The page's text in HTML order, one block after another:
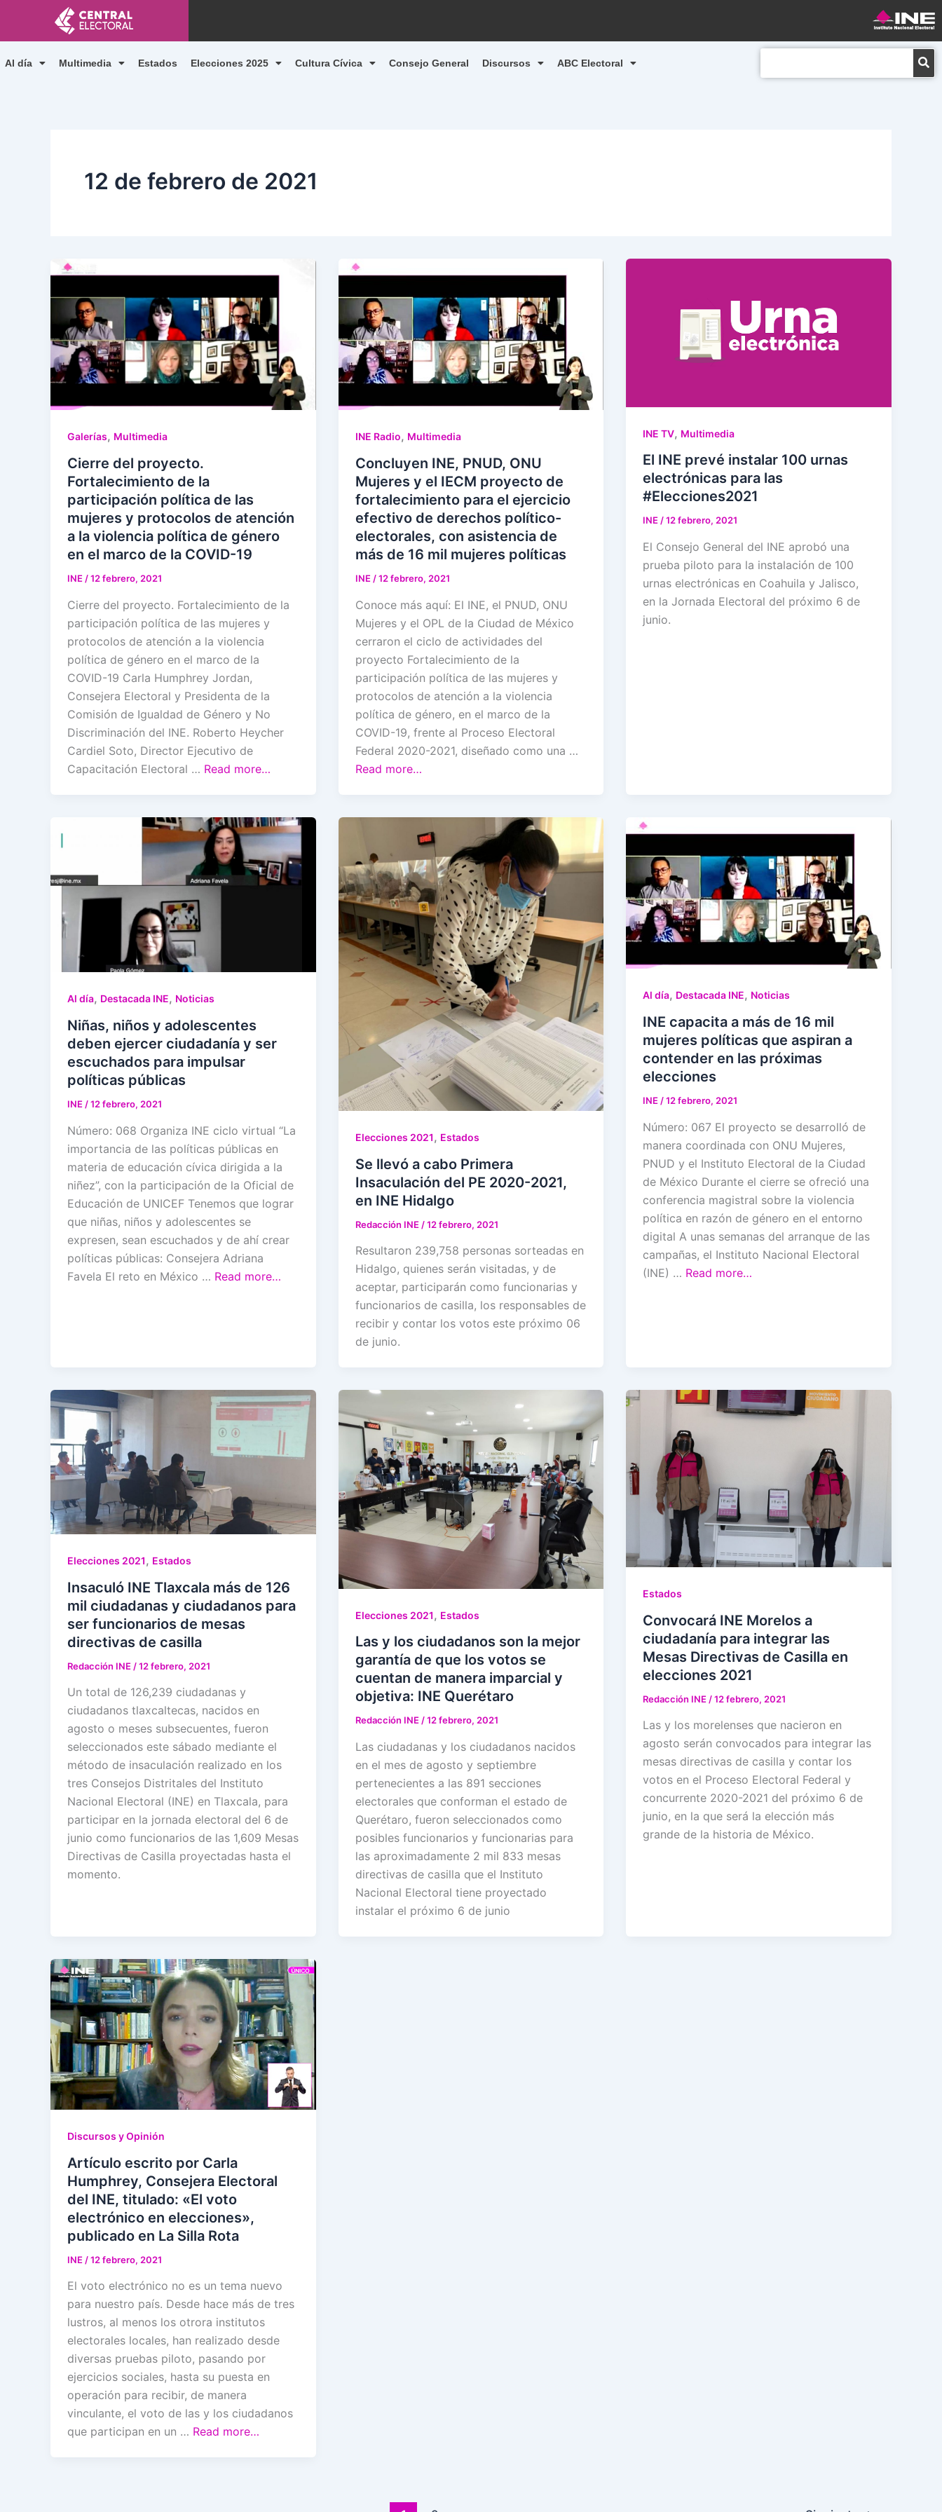
contenido
Al día Multimedia Estados Elecciones 2025 Cultura Cívica Consejo General Discursos ABC Electoral
12 de febrero de 2021
Galerías, Multimedia
Cierre del proyecto.
Fortalecimiento de la
participación política de las
mujeres y protocolos de atención
a la violencia política de género
en el marco de la COVID-19
INE/12 febrero, 2021
Cierre del proyecto. Fortalecimiento de la
participación política de las mujeres y
protocolos de atención a la violencia
política de género en el marco de la
COVID-19 Carla Humphrey Jordan,
Consejera Electoral y Presidenta de la
Comisión de Igualdad de Género y No
Discriminación del INE. Roberto Heycher
Cardiel Soto, Director Ejecutivo de
Capacitación Electoral … Read more…
INE Radio, Multimedia
Concluyen INE, PNUD, ONU
Mujeres y el IECM proyecto de
fortalecimiento para el ejercicio
efectivo de derechos político-
electorales, con asistencia de
más de 16 mil mujeres políticas
INE /12 febrero, 2021
Conoce más aquí: El INE, el PNUD, ONU
Mujeres y el OPL de la Ciudad de México
cerraron el ciclo de actividades del
proyecto Fortalecimiento de la
participación política de las mujeres y
protocolos de atención a la violencia
política de género, en el marco de la
COVID-19, frente al Proceso Electoral
Federal 2020-2021, diseñado como una …
Read more…
INE TV, Multimedia
El INE prevé instalar 100 urnas
electrónicas para las
#Elecciones2021
INE/12 febrero, 2021
El Consejo General del INE aprobó una
prueba piloto para la instalación de 100
urnas electrónicas en Coahuila y Jalisco,
en la Jornada Electoral del próximo 6 de
junio.
Al día, Destacada INE, Noticias
Niñas, niños y adolescentes
deben ejercer ciudadanía y ser
escuchados para impulsar
políticas públicas
INE /12 febrero, 2021
Número: 068 Organiza INE ciclo virtual “La
importancia de las políticas públicas en
materia de educación cívica dirigida a la
niñez”, con la participación de la Oficial de
Educación de UNICEF Tenemos que lograr
que niñas, niños y adolescentes se
expresen, sean escuchados y de ahí crear
políticas públicas: Consejera Adriana
Favela El reto en México … Read more…
Elecciones 2021, Estados
Se llevó a cabo Primera
Insaculación del PE 2020-2021,
en INE Hidalgo
Redacción INE /12 febrero, 2021
Resultaron 239,758 personas sorteadas en
Hidalgo, quienes serán visitadas, y de
aceptar, participarán como funcionarias y
funcionarios de casilla, los responsables de
recibir y contar los votos este próximo 06
de junio.
Al día, Destacada INE, Noticias
INE capacita a más de 16 mil
mujeres políticas que aspiran a
contender en las próximas
elecciones
INE/12 febrero, 2021
Número: 067 El proyecto se desarrolló de
manera coordinada con ONU Mujeres,
PNUD y el Instituto Electoral de la Ciudad
de México Durante el cierre se ofreció una
conferencia magistral sobre la violencia
política en razón de género en el entorno
digital A unas semanas del arranque de las
campañas, el Instituto Nacional Electoral
(INE) … Read more…
Elecciones 2021, Estados
Insaculó INE Tlaxcala más de 126
mil ciudadanas y ciudadanos para
ser funcionarios de mesas
directivas de casilla
Redacción INE /12 febrero, 2021
Un total de 126,239 ciudadanas y
ciudadanos tlaxcaltecas, nacidos en
agosto o meses subsecuentes, fueron
seleccionados este sábado mediante el
método de insaculación realizado en los
tres Consejos Distritales del Instituto
Nacional Electoral (INE) en Tlaxcala, para
participar en la jornada electoral del 6 de
junio como funcionarios de las 1,609 Mesas
Directivas de Casilla proyectadas hasta el
momento.
Elecciones 2021, Estados
Las y los ciudadanos son la mejor
garantía de que los votos se
cuentan de manera imparcial y
objetiva: INE Querétaro
Redacción INE/12 febrero, 2021
Las ciudadanas y los ciudadanos nacidos
en el mes de agosto y septiembre
pertenecientes a las 891 secciones
electorales que conforman el estado de
Querétaro, fueron seleccionados como
posibles funcionarios y funcionarias para
las aproximadamente 2 mil 833 mesas
directivas de casilla que el Instituto
Nacional Electoral tiene proyectado
instalar el próximo 6 de junio
Estados
Convocará INE Morelos a
ciudadanía para integrar las
Mesas Directivas de Casilla en
elecciones 2021
Redacción INE /12 febrero, 2021
Las y los morelenses que nacieron en
agosto serán convocados para integrar las
mesas directivas de casilla y contar los
votos en el Proceso Electoral Federal y
concurrente 2020-2021 del próximo 6 de
junio, en la que será la elección más
grande de la historia de México.
Discursos y Opinión
Artículo escrito por Carla
Humphrey, Consejera Electoral
del INE, titulado: «El voto
electrónico en elecciones»,
publicado en La Silla Rota
INE /12 febrero, 2021
El voto electrónico no es un tema nuevo
para nuestro país. Desde hace más de tres
lustros, al menos los otrora institutos
electorales locales, han realizado desde
diversas pruebas piloto, pasando por
ejercicios sociales, hasta su puesta en
operación para recibir, de manera
vinculante, el voto de las y los ciudadanos
que participan en un … Read more…